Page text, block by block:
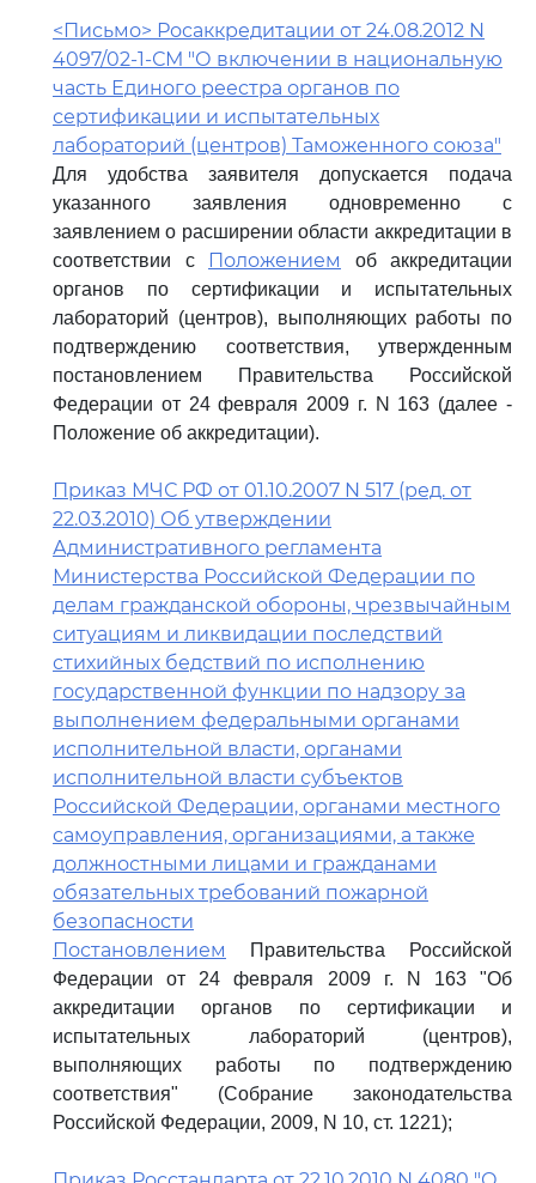
<Письмо> Росаккредитации от 24.08.2012 N
4097/02-1-СМ "О включении в национальную
часть Единого реестра органов по
сертификации и испытательных
лабораторий (центров) Таможенного союза"
Для удобства заявителя допускается подача
указанного заявления одновременно с
заявлением о расширении области аккредитации в
соответствии с
Положением
об аккредитации
органов по сертификации и испытательных
лабораторий (центров), выполняющих работы по
подтверждению соответствия, утвержденным
постановлением Правительства Российской
Федерации от 24 февраля 2009 г. N 163 (далее -
Положение об аккредитации).
Приказ МЧС РФ от 01.10.2007 N 517 (ред. от
22.03.2010) Об утверждении
Административного регламента
Министерства Российской Федерации по
делам гражданской обороны, чрезвычайным
ситуациям и ликвидации последствий
стихийных бедствий по исполнению
государственной функции по надзору за
выполнением федеральными органами
исполнительной власти, органами
исполнительной власти субъектов
Российской Федерации, органами местного
самоуправления, организациями, а также
должностными лицами и гражданами
обязательных требований пожарной
безопасности
Постановлением
Правительства Российской
Федерации от 24 февраля 2009 г. N 163 "Об
аккредитации органов по сертификации и
испытательных лабораторий (центров),
выполняющих работы по подтверждению
соответствия" (Собрание законодательства
Российской Федерации, 2009, N 10, ст. 1221);